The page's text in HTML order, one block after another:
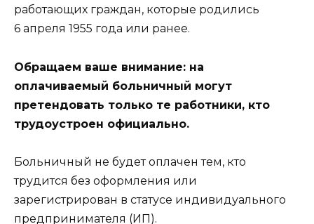
работающих граждан, которые родились
6 апреля 1955 года или ранее.
Обращаем ваше внимание: на
оплачиваемый больничный могут
претендовать только те работники, кто
трудоустроен официально.
Больничный не будет оплачен тем, кто
трудится без оформления или
зарегистрирован в статусе индивидуального
предпринимателя (ИП).